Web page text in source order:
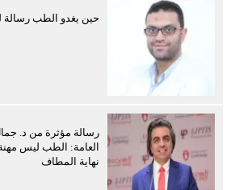
حين يغدو الطب رسالة
رسالة مؤثرة من د.
العامة: الطب ليس
نهاية المطاف